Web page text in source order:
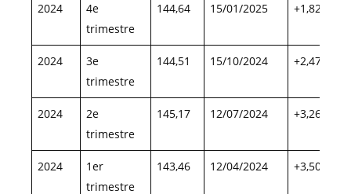
2024
4e
trimestre
144,64 15/01/2025 +1,82 %
2024
3e
trimestre
144,51 15/10/2024 +2,47 %
2024
2e
trimestre
145,17 12/07/2024 +3,26 %
2024
1er
trimestre
143,46 12/04/2024 +3,50 %